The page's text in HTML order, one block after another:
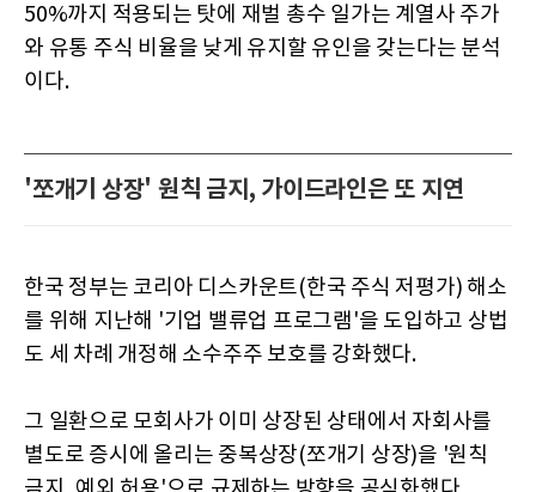
50%까지 적용되는 탓에 재벌 총수 일가는 계열사 주가
와 유통 주식 비율을 낮게 유지할 유인을 갖는다는 분석
이다.
'쪼개기 상장' 원칙 금지, 가이드라인은 또 지연
한국 정부는 코리아 디스카운트(한국 주식 저평가) 해소
를 위해 지난해 '기업 밸류업 프로그램'을 도입하고 상법
도 세 차례 개정해 소수주주 보호를 강화했다.
그 일환으로 모회사가 이미 상장된 상태에서 자회사를
별도로 증시에 올리는 중복상장(쪼개기 상장)을 '원칙